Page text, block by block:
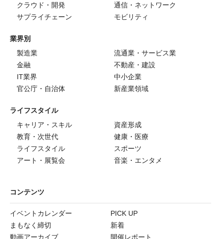
クラウド・開発
通信・ネットワーク
サプライチェーン
モビリティ
業界別
製造業
流通業・サービス業
金融
不動産・建設
IT業界
中小企業
官公庁・自治体
新産業領域
ライフスタイル
キャリア・スキル
資産形成
教育・次世代
健康・医療
ライフスタイル
スポーツ
アート・展覧会
音楽・エンタメ
コンテンツ
イベントカレンダー
PICK UP
まもなく締切
新着
動画アーカイブ
開催レポート